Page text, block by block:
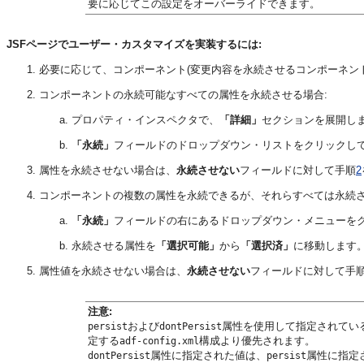
要に応じてこの設定をオーバーライドできます。
JSFページでユーザー・カスタマイズを実装するには:
必要に応じて、コンポーネント(変更内容を永続させるコンポーネ
コンポーネントの永続可能なすべての属性を永続させる場合:
プロパティ・インスペクタで、 「詳細」 セクションを展開し
「永続」 フィールドのドロップダウン・リストをクリックし
属性を永続させない場合は、 永続させないフィールドに対して手順2
コンポーネントの複数の属性を永続できるが、それらすべては永続
「永続」 フィールドの右にあるドロップダウン・メニューを
永続させる属性を 「選択可能」 から 「選択済」 に移動します
属性値を永続させない場合は、 永続させないフィールドに対して手
注意:
persistおよびdontPersist属性を使用して指定されて
定するadf-config.xml構成より優先されます。
dontPersist属性に指定された値は、 persist属性に指定